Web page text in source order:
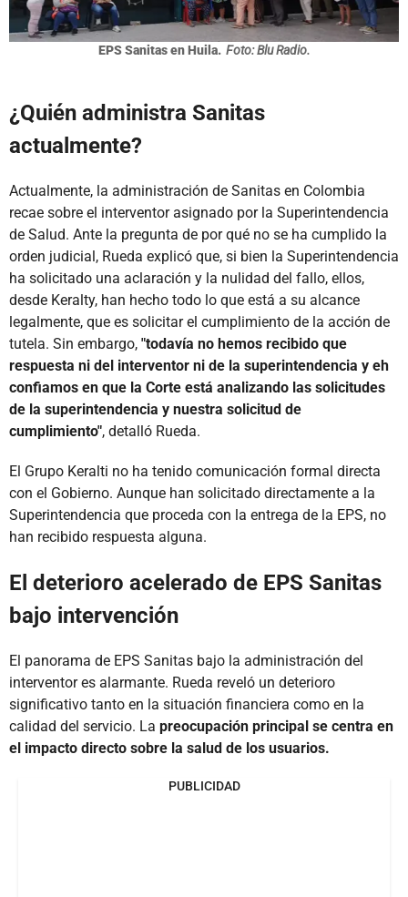
EPS Sanitas en Huila. Foto: Blu Radio.
¿Quién administra Sanitas
actualmente?
Actualmente, la administración de Sanitas en Colombia
recae sobre el interventor asignado por la Superintendencia
de Salud. Ante la pregunta de por qué no se ha cumplido la
orden judicial, Rueda explicó que, si bien la Superintendencia
ha solicitado una aclaración y la nulidad del fallo, ellos,
desde Keralty, han hecho todo lo que está a su alcance
legalmente, que es solicitar el cumplimiento de la acción de
tutela. Sin embargo, "todavía no hemos recibido que
respuesta ni del interventor ni de la superintendencia y eh
confiamos en que la Corte está analizando las solicitudes
de la superintendencia y nuestra solicitud de
cumplimiento", detalló Rueda.
El Grupo Keralti no ha tenido comunicación formal directa
con el Gobierno. Aunque han solicitado directamente a la
Superintendencia que proceda con la entrega de la EPS, no
han recibido respuesta alguna.
El deterioro acelerado de EPS Sanitas
bajo intervención
El panorama de EPS Sanitas bajo la administración del
interventor es alarmante. Rueda reveló un deterioro
significativo tanto en la situación financiera como en la
calidad del servicio. La preocupación principal se centra en
el impacto directo sobre la salud de los usuarios.
PUBLICIDAD